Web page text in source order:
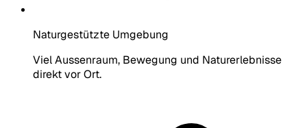
Naturgestützte Umgebung
Viel Aussenraum, Bewegung und Naturerlebnisse
direkt vor Ort.